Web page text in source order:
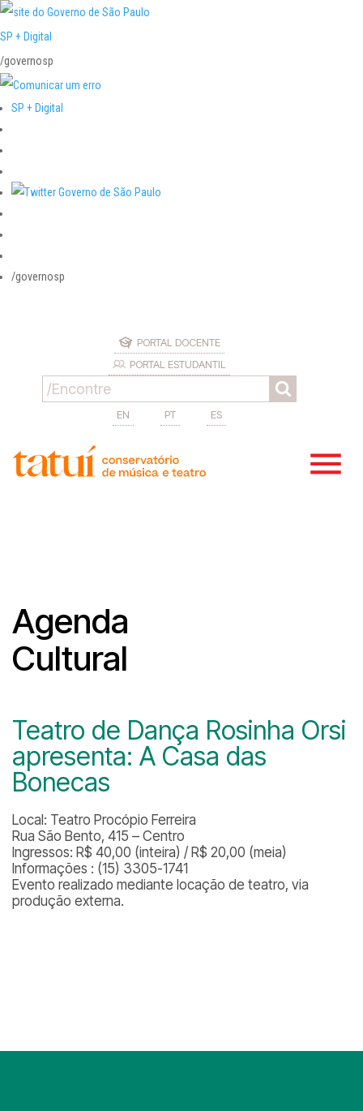
SP + Digital
/governosp
SP + Digital
/governosp
PORTAL DOCENTE
PORTAL ESTUDANTIL
EN PT ES
Agenda
Cultural
Teatro de Dança Rosinha Orsi
apresenta: A Casa das
Bonecas
Local: Teatro Procópio Ferreira
Rua São Bento, 415 – Centro
Ingressos: R$ 40,00 (inteira) / R$ 20,00 (meia)
Informações : (15) 3305-1741
Evento realizado mediante locação de teatro, via
produção externa.